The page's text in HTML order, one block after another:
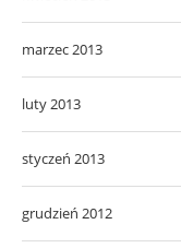
marzec 2013
luty 2013
styczeń 2013
grudzień 2012